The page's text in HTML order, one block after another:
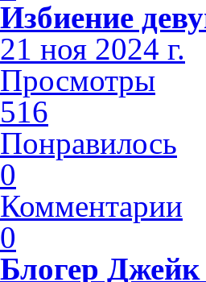
Избиение
21 ноя 2024 г.
Просмотры
516
Понравилось
0
Комментарии
0
Блогер